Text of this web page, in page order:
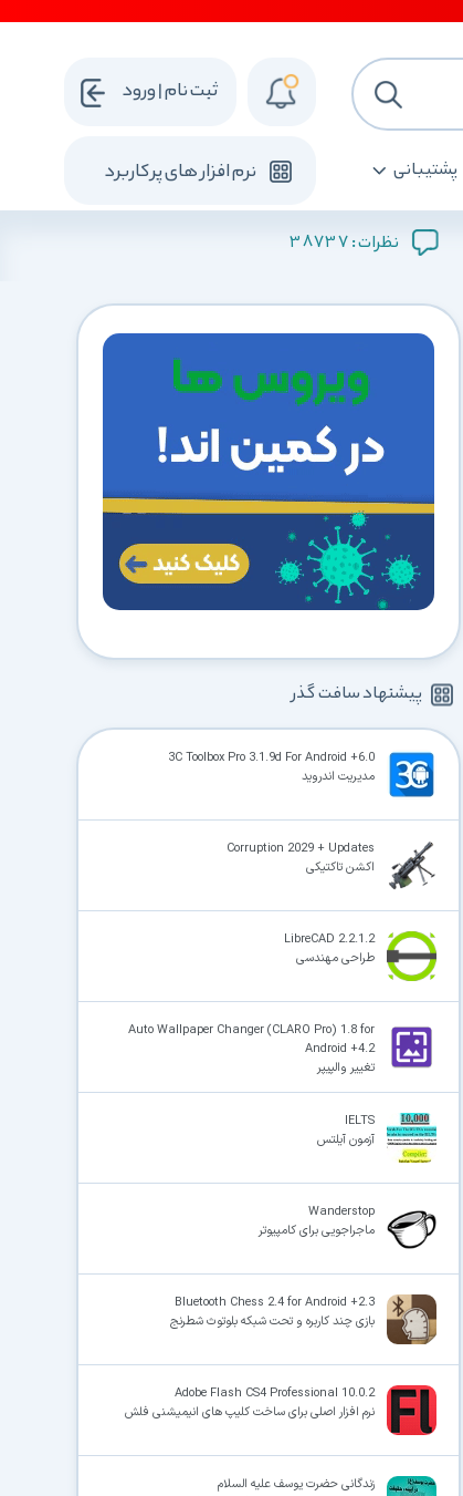
پشتیبانی نرم افزار های پرکاربرد
ثبت نام | ورود
نظرات :38737
پیشنهاد سافت گذر
3C Toolbox Pro 3.1.9d For Android +6.0
مدیریت اندروید
Corruption 2029 + Updates
اکشن تاکتیکی
LibreCAD 2.2.1.2
طراحی مهندسی
Auto Wallpaper Changer (CLARO Pro) 1.8 for
Android +4.2
تغییر والپیپر
IELTS
آزمون آیلتس
Wanderstop
ماجراجویی برای کامپیوتر
Bluetooth Chess 2.4 for Android +2.3
بازی چند کاربره و تحت شبکه بلوتوث شطرنج
Adobe Flash CS4 Professional 10.0.2
نرم افزار اصلی برای ساخت کلیپ های انیمیشنی فلش
زندگانی حضرت یوسف علیه السلام